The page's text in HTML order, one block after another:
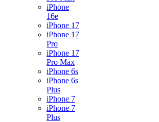
iPhone
16e
iPhone 17
iPhone 17
Pro
iPhone 17
Pro Max
iPhone 6s
iPhone 6s
Plus
iPhone 7
iPhone 7
Plus